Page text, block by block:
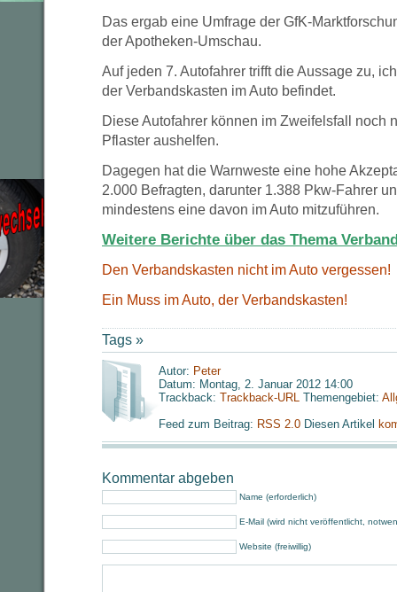
Das ergab eine Umfrage der GfK-
der Apotheken-Umschau.
Auf jeden 7. Autofahrer trifft die Aussage zu,
der Verbandskasten im Auto befindet.
Diese Autofahrer können im Zweifelsfall noch
Pflaster aushelfen.
Dagegen hat die Warnweste eine hohe
2.000 Befragten, darunter 1.388 Pkw-Fahrer
mindestens eine davon im Auto mitzuführen.
Weitere Berichte über das Thema
Den Verbandskasten nicht im Auto vergessen!
Ein Muss im Auto, der Verbandskasten!
Tags »
Autor: Peter
Datum: Montag, 2. Januar 2012 14:00
Trackback: Trackback-URL Themengebiet:
Feed zum Beitrag: RSS 2.0 Diesen Artikel
Kommentar abgeben
Name (erforderlich)
E-Mail (wird nicht veröffentlicht,
Website (freiwillig)